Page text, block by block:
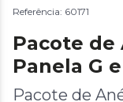
Referência: 60171
Pacote de
Panela G
Pacote de